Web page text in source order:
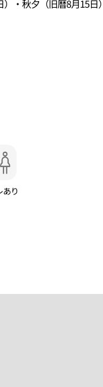
・秋夕（旧暦8月15日
あり